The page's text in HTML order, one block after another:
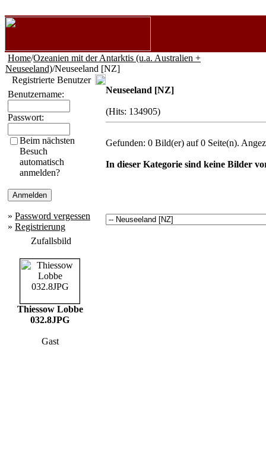
Home/Ozeanien mit der Antarktis (u.a. Australien +
Neuseeland)/Neuseeland [NZ]
Registrierte Benutzer
Benutzername:
Passwort:
Beim nächsten
Besuch
automatisch
anmelden?
» Password vergessen
» Registrierung
Zufallsbild
Thiessow Lobbe
032.8JPG
Gast
Neuseeland [NZ]
(Hits: 134905)
Gefunden: 0 Bild(er) auf 0 Seite(n).
In dieser Kategorie sind keine Bilder